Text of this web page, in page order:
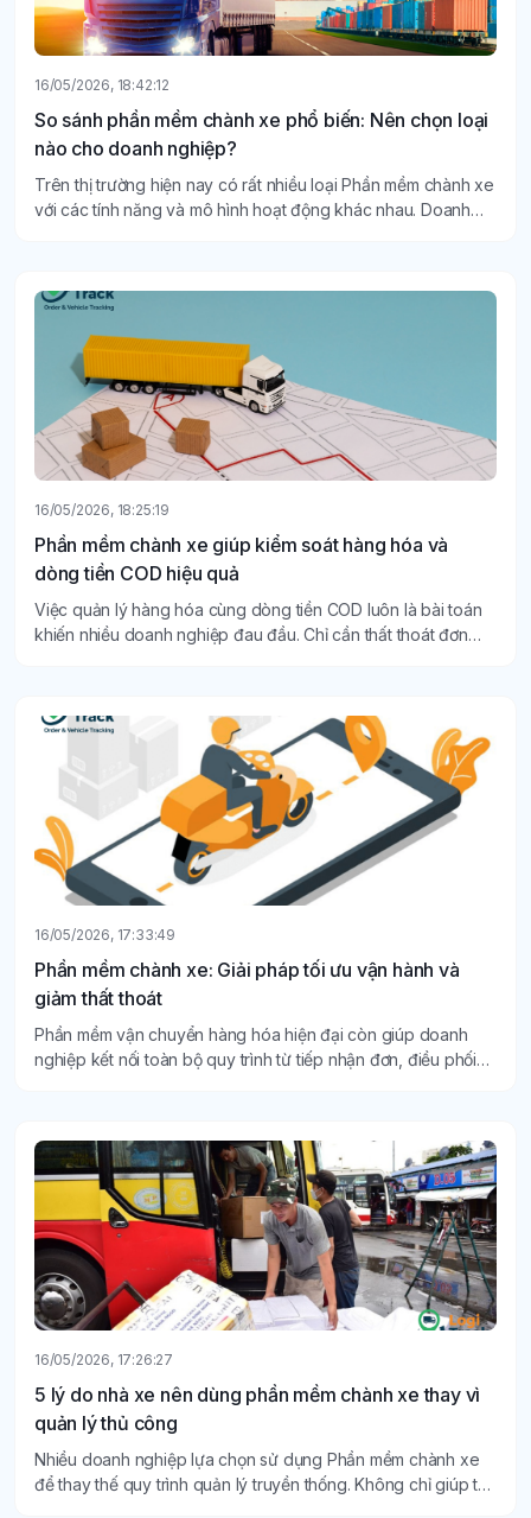
16/05/2026, 18:42:12
So sánh phần mềm chành xe phổ biến: Nên chọn loại
nào cho doanh nghiệp?
Trên thị trường hiện nay có rất nhiều loại Phần mềm chành xe
với các tính năng và mô hình hoạt động khác nhau. Doanh
16/05/2026, 18:25:19
Phần mềm chành xe giúp kiểm soát hàng hóa và
dòng tiền COD hiệu quả
Việc quản lý hàng hóa cùng dòng tiền COD luôn là bài toán
khiến nhiều doanh nghiệp đau đầu. Chỉ cần thất thoát đơn
Phần mềm chành xe để tối ưu quy trình vận hành, giảm sai
sót và nâng cao hiệu quả quản lý toàn diện.
16/05/2026, 17:33:49
Phần mềm chành xe: Giải pháp tối ưu vận hành và
giảm thất thoát
Phần mềm vận chuyển hàng hóa hiện đại còn giúp doanh
nghiệp kết nối toàn bộ quy trình từ tiếp nhận đơn, điều phối
16/05/2026, 17:26:27
5 lý do nhà xe nên dùng phần mềm chành xe thay vì
quản lý thủ công
Nhiều doanh nghiệp lựa chọn sử dụng Phần mềm chành xe
để thay thế quy trình quản lý truyền thống. Không chỉ giúp tối